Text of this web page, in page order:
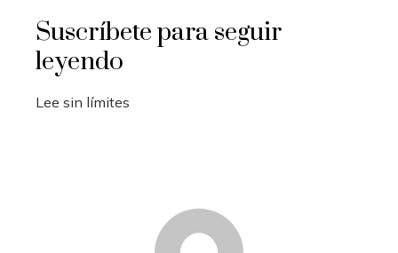
Suscríbete para seguir
leyendo
Lee sin límites